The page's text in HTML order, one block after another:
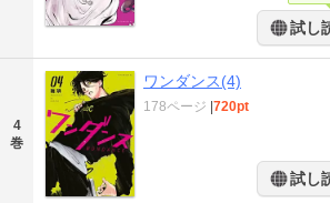
試し
4
巻
ワンダンス(4)
178ページ |720pt
試し